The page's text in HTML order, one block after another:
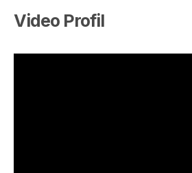
Video Profil